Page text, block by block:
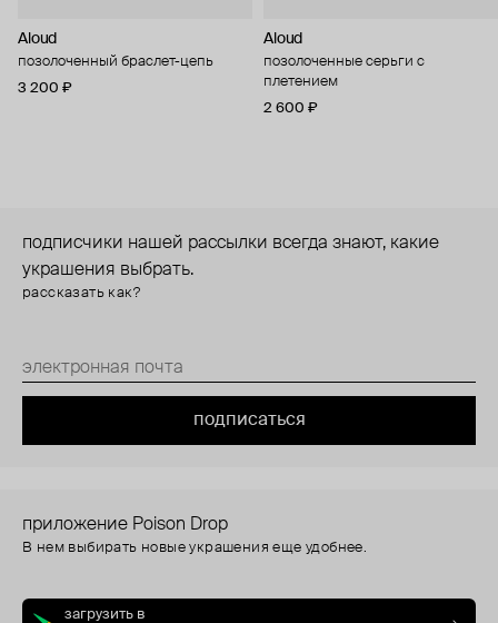
Aloud
позолоченный браслет-цепь
3 200 ₽
Aloud
позолоченные серьги с
плетением
2 600 ₽
подписчики нашей рассылки всегда знают, какие
украшения выбрать.
рассказать как?
подписаться
приложение Poison Drop
В нем выбирать новые украшения еще удобнее.
загрузить в